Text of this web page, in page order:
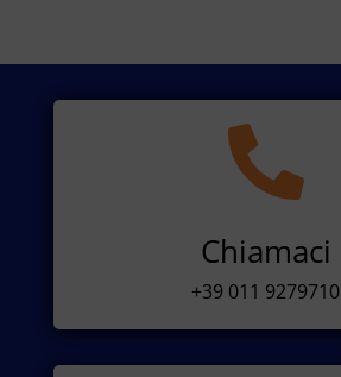

Chiamaci
+39 011 9279710